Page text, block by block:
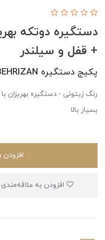
+ قفل و سیلندر
پکیج دستگیره BEHRIZAN - آماده تحویل
رنگ زیتونی - دستگیره بهریزان
بسیار بالا